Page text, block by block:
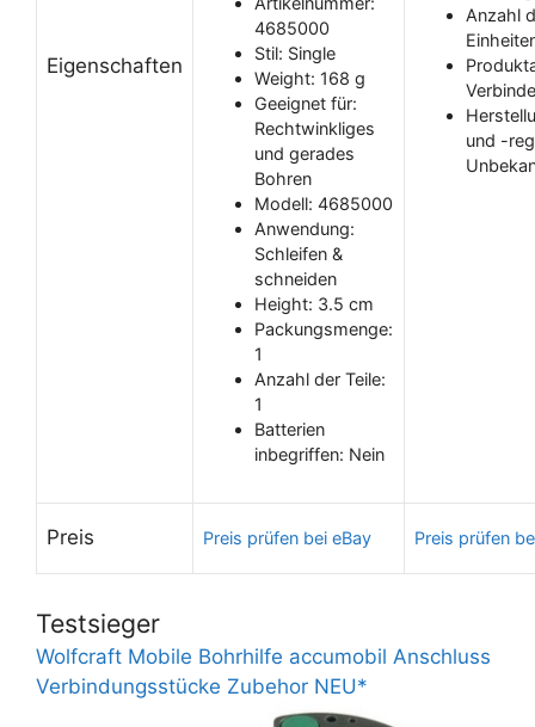
Eigenschaften
4685000
Stil: Single
Weight: 168 g
Geeignet für:
Rechtwinkliges
und gerades
Bohren
Modell: 4685000
Anwendung:
Schleifen &
schneiden
Height: 3.5 cm
Packungsmenge:
1
Anzahl der Teile:
1
Batterien
inbegriffen: Nein
Anzahl
und -
Preis Preis prüfen bei eBay Preis prüfen
Testsieger
Wolfcraft Mobile Bohrhilfe accumobil Anschluss
Verbindungsstücke Zubehor NEU*